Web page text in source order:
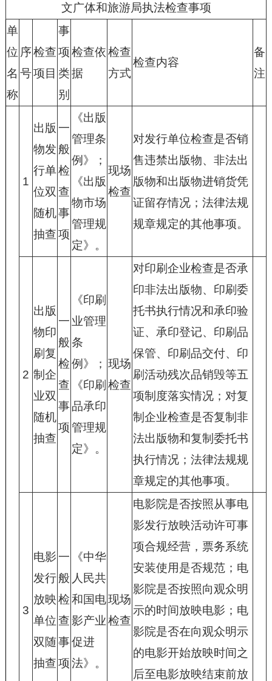
文广体和旅游局执法检查事项
单
位
名
称
序
号
检查
项目
事
项
类
别
检查依
据
检查
方式
检查内容
备
注
1
出版
物发
行单
位双
随机
抽查
一
般
检
查
事
项
《出版
管理条
例》；
《出版
物市场
管理规
定》。
现场
检查
对发行单位检查是否销
售违禁出版物、非法出
版物和出版物进销货凭
证留存情况；法律法规
规章规定的其他事项。
2
出版
物印
刷复
制企
业双
随机
抽查
一
般
检
查
事
项
《印刷
业管理
条
例》；
《印刷
品承印
管理规
定》。
现场
检查
对印刷企业检查是否承
印非法出版物、印刷委
托书执行情况和承印验
证、承印登记、印刷品
保管、印刷品交付、印
刷活动残次品销毁等五
项制度落实情况；对复
制企业检查是否复制非
法出版物和复制委托书
执行情况；法律法规规
章规定的其他事项。
3
电影
发行
放映
单位
双随
抽查
一
般
检
查
事
项
《中华
人民共
和国电
影产业
促进
法》。
现场
检查
电影院是否按照从事电
影发行放映活动许可事
项合规经营，票务系统
安装使用是否规范；电
影院是否按照向观众明
示的时间放映电影；电
影院是否在向观众明示
的电影开始放映时间之
后至电影放映结束前放